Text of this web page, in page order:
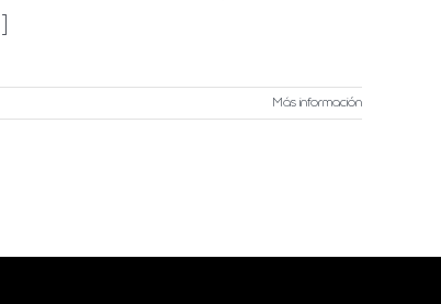
Más información